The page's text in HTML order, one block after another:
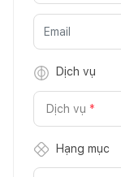
Dịch vụ
Dịch vụ *
Hạng mục